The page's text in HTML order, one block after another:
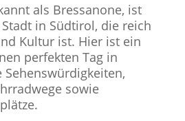
als Bressanone, ist
in Südtirol, die reich
Kultur ist. Hier ist ein
perfekten Tag in
Sehenswürdigkeiten,
sowie